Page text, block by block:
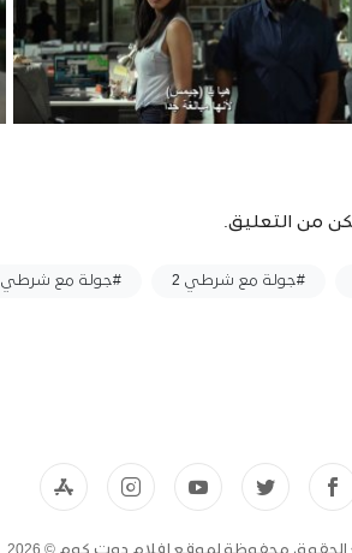
من التعليق.
#جولة مع شرطي 2 #جولة مع شرطي 2 مترجم